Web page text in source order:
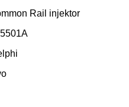
Rail injektor